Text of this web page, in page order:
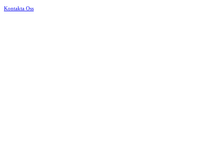
Kontakta Oss